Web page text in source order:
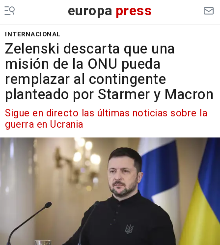
europa press
INTERNACIONAL
Zelenski descarta que una
misión de la ONU pueda
remplazar al contingente
planteado por Starmer y Macron
Sigue en directo las últimas noticias sobre la
guerra en Ucrania